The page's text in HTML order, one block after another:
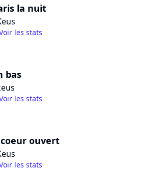
la nuit
les stats
bas
les stats
ouvert
les stats